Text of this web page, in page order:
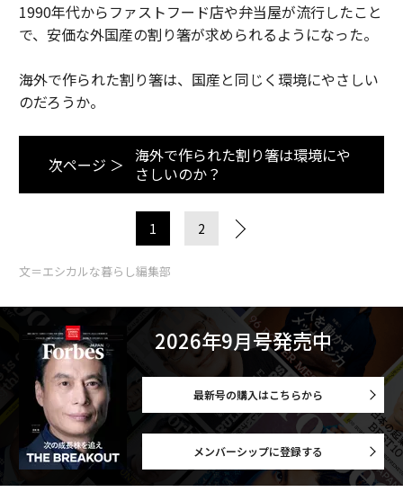
1990年代からファストフード店や弁当屋が流行したこと
で、安価な外国産の割り箸が求められるようになった。
海外で作られた割り箸は、国産と同じく環境にやさしい
のだろうか。
次ページ ＞ 海外で作られた割り箸は環境にや
さしいのか？
1 2
文＝エシカルな暮らし編集部
2026年9月号発売中
最新号の購入はこちらから
メンバーシップに登録する